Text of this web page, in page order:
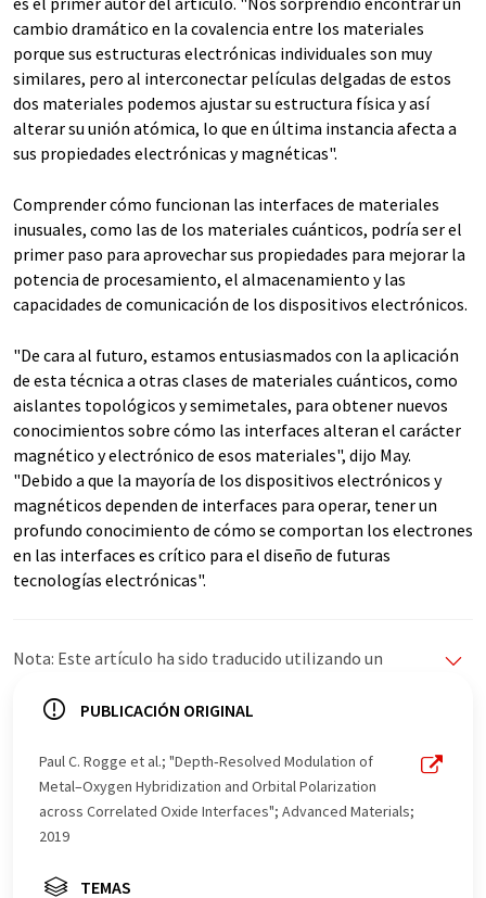
cambio dramático en la covalencia entre los materiales
porque sus estructuras electrónicas individuales son muy
similares, pero al interconectar películas delgadas de estos
dos materiales podemos ajustar su estructura física y así
alterar su unión atómica, lo que en última instancia afecta a
sus propiedades electrónicas y magnéticas".
Comprender cómo funcionan las interfaces de materiales
inusuales, como las de los materiales cuánticos, podría ser el
primer paso para aprovechar sus propiedades para mejorar la
potencia de procesamiento, el almacenamiento y las
capacidades de comunicación de los dispositivos electrónicos.
"De cara al futuro, estamos entusiasmados con la aplicación
de esta técnica a otras clases de materiales cuánticos, como
aislantes topológicos y semimetales, para obtener nuevos
conocimientos sobre cómo las interfaces alteran el carácter
magnético y electrónico de esos materiales", dijo May.
"Debido a que la mayoría de los dispositivos electrónicos y
magnéticos dependen de interfaces para operar, tener un
profundo conocimiento de cómo se comportan los electrones
en las interfaces es crítico para el diseño de futuras
tecnologías electrónicas".
Nota: Este artículo ha sido traducido utilizando un
ofrece estas traducciones automáticas para presentar
este artículo ha sido traducido con traducción
automática, es posible que contenga errores de
vocabulario, sintaxis o gramática. El artículo original en
Inglés se puede encontrar
PUBLICACIÓN ORIGINAL
Paul C. Rogge et al.; "Depth‐Resolved Modulation of
Metal–Oxygen Hybridization and Orbital Polarization
across Correlated Oxide Interfaces"; Advanced Materials;
2019
TEMAS